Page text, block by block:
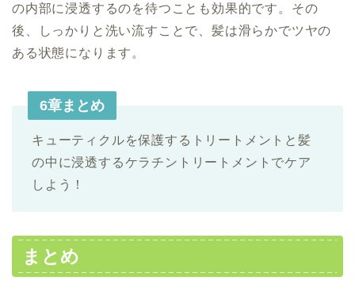
の内部に浸透するのを待つことも効果的です。その
後、しっかりと洗い流すことで、髪は滑らかでツヤの
ある状態になります。
6章まとめ
キューティクルを保護するトリートメントと髪
の中に浸透するケラチントリートメントでケア
しよう！
まとめ